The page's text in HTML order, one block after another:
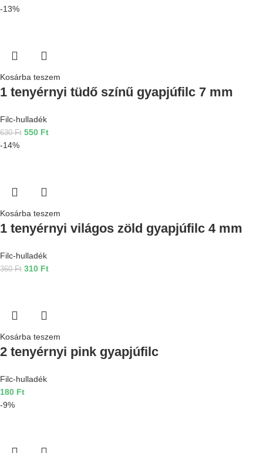
-13%
Kosárba teszem
1 tenyérnyi tüdő színű gyapjúfilc 7 mm
Filc-hulladék
630Ft 550 Ft
-14%
Kosárba teszem
1 tenyérnyi világos zöld gyapjúfilc 4 mm
Filc-hulladék
360Ft 310 Ft
Kosárba teszem
2 tenyérnyi pink gyapjúfilc
Filc-hulladék
180 Ft
-9%